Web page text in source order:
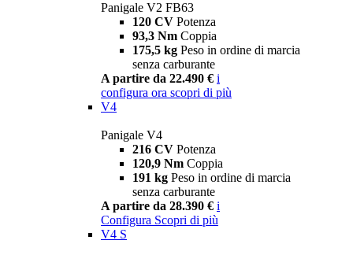
Panigale V2 FB63
120 CV Potenza
93,3 Nm Coppia
175,5 kg Peso in ordine di marcia
senza carburante
A partire da 22.490 € i
configura ora scopri di più
V4
Panigale V4
216 CV Potenza
120,9 Nm Coppia
191 kg Peso in ordine di marcia
senza carburante
A partire da 28.390 € i
Configura Scopri di più
V4 S